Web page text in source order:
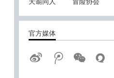
云垂战报
官方媒体